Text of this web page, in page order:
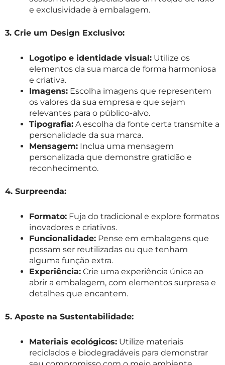
e exclusividade à embalagem.
3. Crie um Design Exclusivo:
Logotipo e identidade visual: Utilize os
elementos da sua marca de forma harmoniosa
e criativa.
Imagens: Escolha imagens que representem
os valores da sua empresa e que sejam
relevantes para o público-alvo.
Tipografia: A escolha da fonte certa transmite a
personalidade da sua marca.
Mensagem: Inclua uma mensagem
personalizada que demonstre gratidão e
reconhecimento.
4. Surpreenda:
Formato: Fuja do tradicional e explore formatos
inovadores e criativos.
Funcionalidade: Pense em embalagens que
possam ser reutilizadas ou que tenham
alguma função extra.
Experiência: Crie uma experiência única ao
abrir a embalagem, com elementos surpresa e
detalhes que encantem.
5. Aposte na Sustentabilidade:
Materiais ecológicos: Utilize materiais
reciclados e biodegradáveis para demonstrar